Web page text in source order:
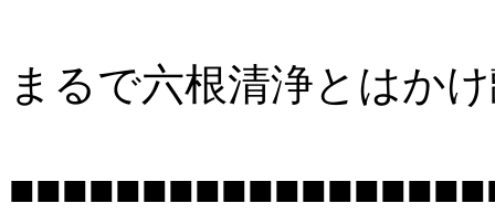
まるで六根清浄とはか